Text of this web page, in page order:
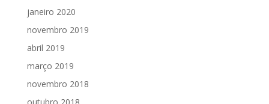
janeiro 2020
novembro 2019
abril 2019
março 2019
novembro 2018